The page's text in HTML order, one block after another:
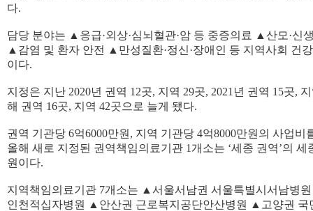
다.
담당 분야는 ▲응급·외상·심뇌혈관·암 등 중증의료 ▲산모·신
▲감염 및 환자 안전 ▲만성질환·정신·장애인 등 지역사회 건
이다.
지정은 지난 2020년 권역 12곳, 지역 29곳, 2021년 권역 15곳,
해 권역 16곳, 지역 42곳으로 늘게 됐다.
권역 기관당 6억6000만원, 지역 기관당 4억8000만원의 사업비
올해 새로 지정된 권역책임의료기관 1개소는 ‘세종 권역’의 세
원이다.
지역책임의료기관 7개소는 ▲서울서남권 서울특별시서남병
인천적십자병원 ▲안산권 근로복지공단안산병원 ▲고양권 국